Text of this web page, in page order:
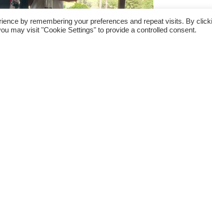
by remembering your preferences and repeat visits. By
may visit "Cookie Settings" to provide a controlled consent.